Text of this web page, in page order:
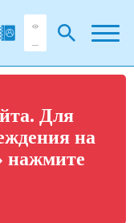
Для
на
нажмите